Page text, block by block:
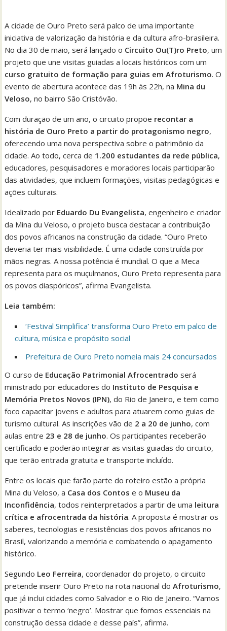
A cidade de Ouro Preto será palco de uma importante
iniciativa de valorização da história e da cultura afro-brasileira.
No dia 30 de maio, será lançado o Circuito Ou(T)ro Preto, um
projeto que une visitas guiadas a locais históricos com um
curso gratuito de formação para guias em Afroturismo. O
evento de abertura acontece das 19h às 22h, na Mina du
Veloso, no bairro São Cristóvão.
Com duração de um ano, o circuito propõe recontar a
história de Ouro Preto a partir do protagonismo negro,
oferecendo uma nova perspectiva sobre o patrimônio da
cidade. Ao todo, cerca de 1.200 estudantes da rede pública,
educadores, pesquisadores e moradores locais participarão
das atividades, que incluem formações, visitas pedagógicas e
ações culturais.
Idealizado por Eduardo Du Evangelista, engenheiro e criador
da Mina du Veloso, o projeto busca destacar a contribuição
dos povos africanos na construção da cidade. “Ouro Preto
deveria ter mais visibilidade. É uma cidade construída por
mãos negras. A nossa potência é mundial. O que a Meca
representa para os muçulmanos, Ouro Preto representa para
os povos diaspóricos”, afirma Evangelista.
Leia também:
‘Festival Simplifica’ transforma Ouro Preto em palco de
cultura, música e propósito social
Prefeitura de Ouro Preto nomeia mais 24 concursados
O curso de Educação Patrimonial Afrocentrado será
ministrado por educadores do Instituto de Pesquisa e
Memória Pretos Novos (IPN), do Rio de Janeiro, e tem como
foco capacitar jovens e adultos para atuarem como guias de
turismo cultural. As inscrições vão de 2 a 20 de junho, com
aulas entre 23 e 28 de junho. Os participantes receberão
certificado e poderão integrar as visitas guiadas do circuito,
que terão entrada gratuita e transporte incluído.
Entre os locais que farão parte do roteiro estão a própria
Mina du Veloso, a Casa dos Contos e o Museu da
Inconfidência, todos reinterpretados a partir de uma leitura
crítica e afrocentrada da história. A proposta é mostrar os
saberes, tecnologias e resistências dos povos africanos no
Brasil, valorizando a memória e combatendo o apagamento
histórico.
Segundo Leo Ferreira, coordenador do projeto, o circuito
pretende inserir Ouro Preto na rota nacional doAfroturismo,
que já inclui cidades como Salvador e o Rio de Janeiro. “Vamos
positivar o termo ‘negro’. Mostrar que fomos essenciais na
construção dessa cidade e desse país”, afirma.